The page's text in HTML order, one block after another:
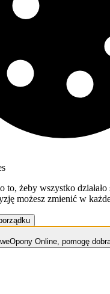
to, żeby wszystko
możesz zmienić w
Online, pomogę